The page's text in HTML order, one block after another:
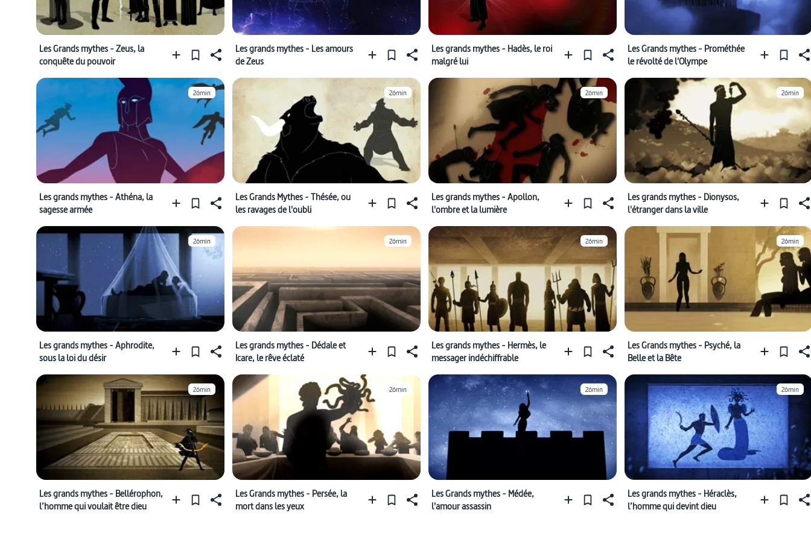
Les Grands mythes - Zeus, la
conquête du pouvoir
Les grands mythes - Les amours
de Zeus
Les grands mythes - Hadès, le roi
malgré lui
Les Grands mythes - Prométhée
le révolté de l'Olympe
26min
Les grands mythes - Athéna, la
sagesse armée
26min
Les Grands Mythes - Thésée, ou
les ravages de l'oubli
26min
Les grands mythes - Apollon,
l'ombre et la lumière
26min
Les grands mythes - Dionysos,
l'étranger dans la ville
26min
Les grands mythes - Aphrodite,
sous la loi du désir
26min
Les grands mythes - Dédale et
Icare, le rêve éclaté
26min
Les grands mythes - Hermès, le
messager indéchiffrable
26min
Les Grands mythes - Psyché, la
Belle et la Bête
26min
Les grands mythes - Bellérophon,
l’homme qui voulait être dieu
26min
Les Grands mythes - Persée, la
mort dans les yeux
26min
Les Grands mythes - Médée,
l'amour assassin
26min
Les grands mythes - Héraclès,
l’homme qui devint dieu